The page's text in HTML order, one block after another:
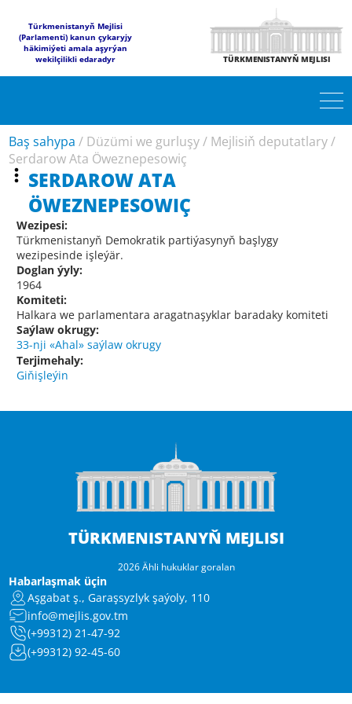
Türkmenistanyň Mejlisi
(Parlamenti) kanun çykaryjy
häkimiýeti amala aşyrýan
wekilçilikli edaradyr
TÜRKMENISTANYŇ MEJLISI
Baş sahypa / Düzümi we gurluşy/ Mejlisiň deputatlary/
Serdarow Ata Öweznepesowiç
SERDAROW ATA
ÖWEZNEPESOWIÇ
Wezipesi:
Türkmenistanyň Demokratik partiýasynyň başlygy
wezipesinde işleýär.
Doglan ýyly:
1964
Komiteti:
Halkara we parlamentara aragatnaşyklar baradaky komiteti
Saýlaw okrugy:
33-nji «Ahal» saýlaw okrugy
Terjimehaly:
Giňişleýin
TÜRKMENISTANYŇ MEJLISI
2026 Ähli hukuklar goralan
Habarlaşmak üçin
Aşgabat ş., Garaşsyzlyk şaýoly, 110
info@mejlis.gov.tm
(+99312) 21-47-92
(+99312) 92-45-60